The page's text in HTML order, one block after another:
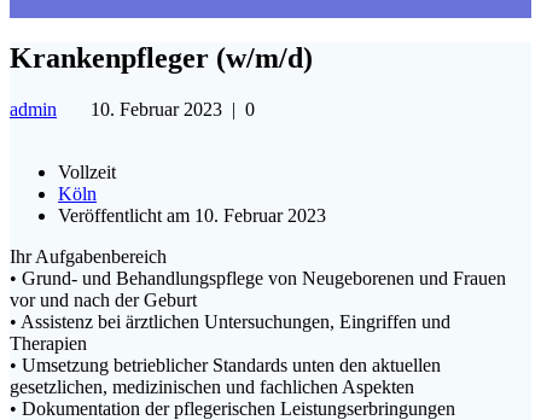
Krankenpfleger (w/m/d)
admin 10. Februar 2023 | 0
Vollzeit
Köln
Veröffentlicht am 10. Februar 2023
Ihr Aufgabenbereich
• Grund- und Behandlungspflege von Neugeborenen und Frauen
vor und nach der Geburt
• Assistenz bei ärztlichen Untersuchungen, Eingriffen und
Therapien
• Umsetzung betrieblicher Standards unten den aktuellen
gesetzlichen, medizinischen und fachlichen Aspekten
• Dokumentation der pflegerischen Leistungserbringungen